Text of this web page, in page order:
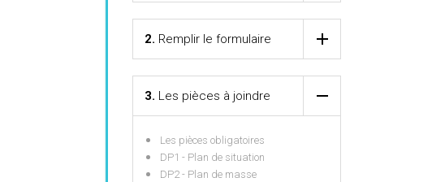
2. Remplir le formulaire
3. Les pièces à joindre
Les pièces obligatoires
DP1 - Plan de situation
DP2 - Plan de masse